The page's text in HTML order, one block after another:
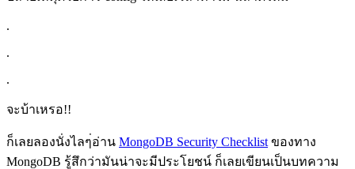
.
.
.
จะบ้าเหรอ!!
ก็เลยลองนั่งไลๆ่อ่าน MongoDB Security Checklist ของทาง
MongoDB รู้สึกว่ามันน่าจะมีประโยชน์ ก็เลยเขียนเป็นบทความ